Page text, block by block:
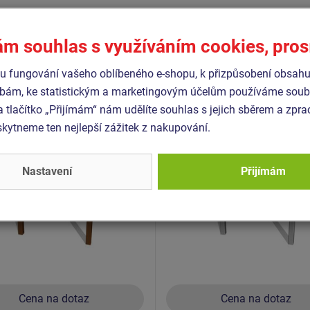
6118K-10
panel - Skládačka
Cena na dotaz
Produkt - EDP-6113K-10
Edukační panel -
- celokovový
Cena na dotaz
souhlas s využíváním cookies,
fungování vašeho oblíbeného e-shopu, k přizpůsobení
ke statistickým a marketingovým účelům používáme
tlačítko „Přijímám“ nám udělíte souhlas s jejich sběrem a
ten nejlepší zážitek z nakupování.
Nastavení Přijímám